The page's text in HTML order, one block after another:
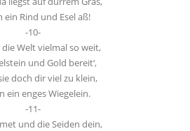
ein Rind und Esel aß!
-10-
Welt vielmal so weit,
und Gold bereit‘,
doch dir viel zu klein,
ein enges Wiegelein.
-11-
und die Seiden dein,